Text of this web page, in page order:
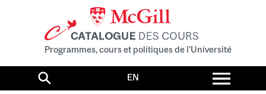
Programmes, cours et politiques de l'Université
Search EN menu